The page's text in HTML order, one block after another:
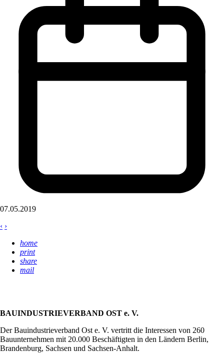
07.05.2019
‹ ›
home
print
share
mail
BAUINDUSTRIEVERBAND OST e. V.
Der Bauindustrieverband Ost e. V. vertritt die Interessen von 260
Bauunternehmen mit 20.000 Beschäftigten in den Ländern Berlin,
Brandenburg, Sachsen und Sachsen-Anhalt.